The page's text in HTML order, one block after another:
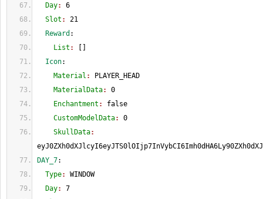
Day: 6
Slot : 21
Reward :
List :
Icon:
Material :
PLAYER_HEAD
MaterialData: 0
Enchantment : false
CustomModelData: 0
SkullData
DAY_7:
Type: WINDOW
Day: 7